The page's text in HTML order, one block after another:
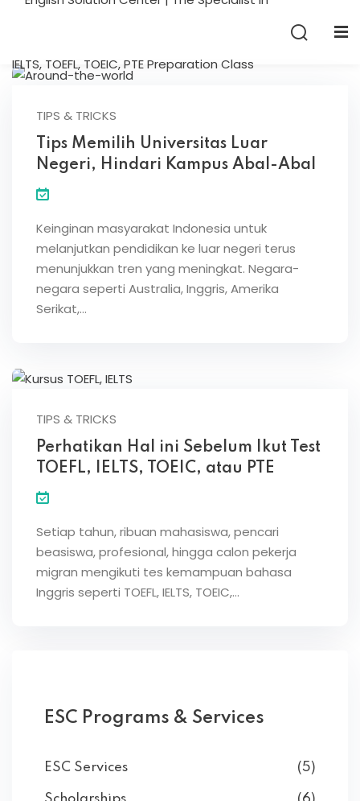
TIPS & TRICKS
Tips Memilih Universitas Luar
Negeri, Hindari Kampus Abal-Abal
Keinginan masyarakat Indonesia untuk
melanjutkan pendidikan ke luar negeri terus
menunjukkan tren yang meningkat. Negara-
negara seperti Australia, Inggris, Amerika
Serikat,…
TIPS & TRICKS
Perhatikan Hal ini Sebelum Ikut Test
TOEFL, IELTS, TOEIC, atau PTE
Setiap tahun, ribuan mahasiswa, pencari
beasiswa, profesional, hingga calon pekerja
migran mengikuti tes kemampuan bahasa
Inggris seperti TOEFL, IELTS, TOEIC,…
ESC Programs & Services
ESC Services (5)
Don’t have an account?
Remember me Lost your password?